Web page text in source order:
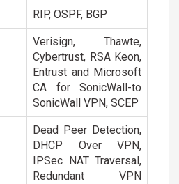
RIP, OSPF, BGP
Verisign, Thawte,
Cybertrust, RSA Keon,
Entrust and Microsoft
CA for SonicWall-to
SonicWall VPN, SCEP
Dead Peer Detection,
DHCP Over VPN,
IPSec NAT Traversal,
Redundant VPN